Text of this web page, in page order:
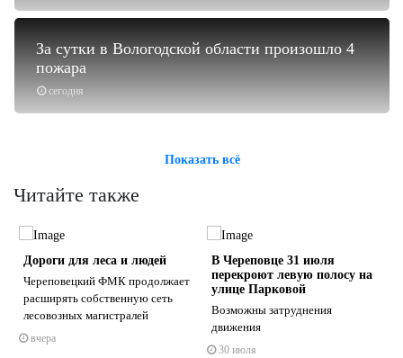
сегодня
За сутки в Вологодской области произошло 4
пожара
Показать всё
Читайте также
Дороги для леса и людей
Череповецкий ФМК продолжает
расширять собственную сеть
лесовозных магистралей
вчера
В Череповце 31 июля
перекроют левую полосу на
улице Парковой
Возможны затруднения
движения
30 июля